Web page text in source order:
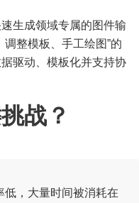
生成领域专属的图件输
整模板、手工绘图”的
驱动、模板化并支持协
战？
低，大量时间被消耗在